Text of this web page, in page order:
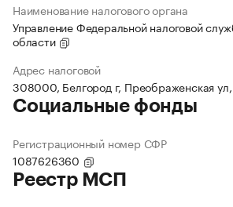
Наименование налогового органа
Управление Федеральной налоговой
области
Адрес налоговой
308000, Белгород г, Преображенская ул,
Социальные фонды
Регистрационный номер СФР
1087626360
Реестр МСП